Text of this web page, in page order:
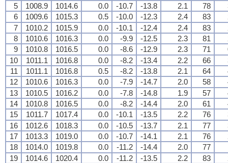
5
1008.9 1014.6 0.0 -10.7 -13.8 2.1 78
6
1009.6 1015.3 0.5 -10.0 -12.3 2.4 83
7
1010.2 1015.9 0.0 -10.1 -12.4 2.4 83
8
1010.6 1016.3 0.0 -9.9 -12.5 2.3 81
9
1010.8 1016.5 0.0 -8.6 -12.9 2.3 71
10
1011.1 1016.8 0.0 -8.2 -13.4 2.2 66
11
1011.1 1016.8 0.5 -8.2 -13.8 2.1 64
12
1010.6 1016.3 0.0 -7.9 -14.7 2.0 58
13
1010.5 1016.2 0.0 -7.8 -14.8 1.9 57
14
1010.8 1016.5 0.0 -8.2 -14.4 2.0 61
15
1011.7 1017.4 0.0 -10.1 -13.5 2.2 76
16
1012.6 1018.3 0.0 -10.5 -13.7 2.1 77
17
1013.3 1019.0 0.0 -10.7 -14.1 2.1 76
18
1014.0 1019.8 0.0 -11.2 -14.4 2.0 77
19
1014.6 1020.4 0.0 -11.2 -13.5 2.2 83